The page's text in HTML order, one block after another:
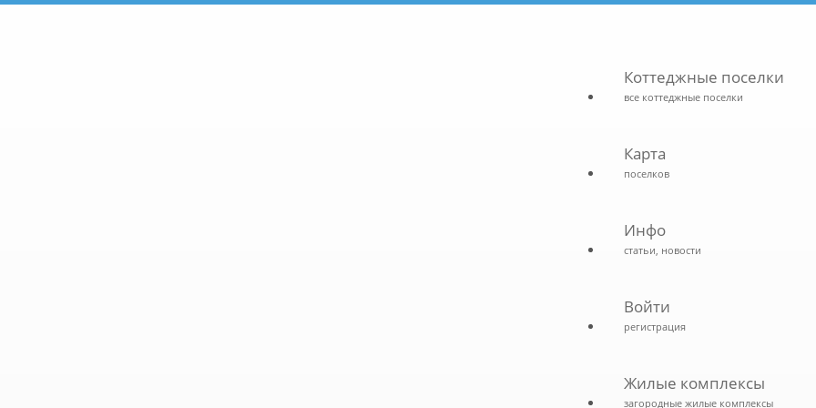
Коттеджные поселки
все коттеджные поселки
Карта
поселков
Инфо
статьи, новости
Войти
регистрация
Жилые комплексы
загородные жилые комплексы